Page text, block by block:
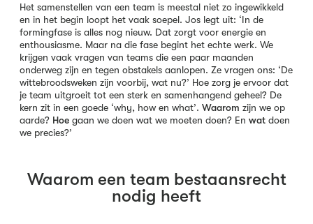
Het samenstellen van een team is meestal niet zo ingewikkeld
en in het begin loopt het vaak soepel. Jos legt uit: ‘In de
formingfase is alles nog nieuw. Dat zorgt voor energie en
enthousiasme. Maar na die fase begint het echte werk. We
krijgen vaak vragen van teams die een paar maanden
onderweg zijn en tegen obstakels aanlopen. Ze vragen ons: ‘De
wittebroodsweken zijn voorbij, wat nu?’ Hoe zorg je ervoor dat
je team uitgroeit tot een sterk en samenhangend geheel? De
kern zit in een goede ‘why, how en what’. Waarom zijn we op
aarde? Hoe gaan we doen wat we moeten doen? En wat doen
we precies?’
Waarom een team bestaansrecht
nodig heeft